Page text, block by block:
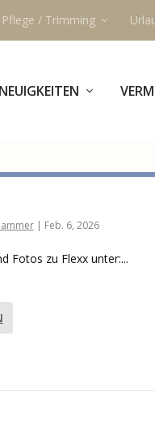
Pflege / Trimming
NEUIGKEITEN
| Feb. 6, 2026
Fotos zu Flexx unter:...